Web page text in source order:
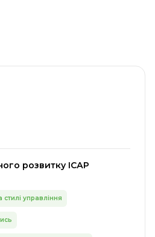
розвитку ІСАР
управління